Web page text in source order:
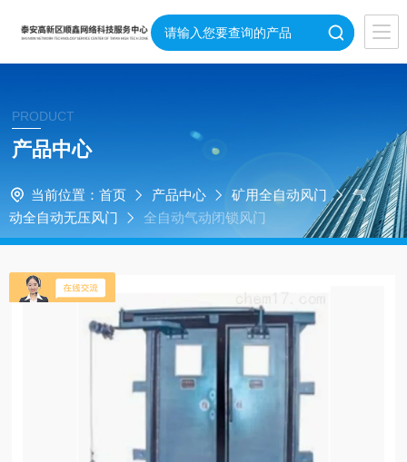
PRODUCT
产品中心
当前位置： 首页 产品中心 矿用全自动风门
气
动全自动无压风门
全自动气动闭锁风门